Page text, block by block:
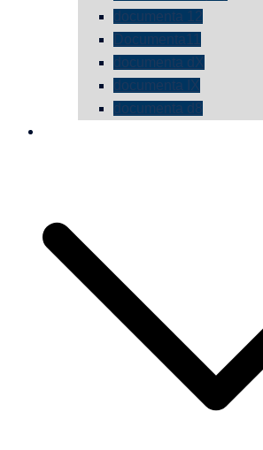
documenta 12
Documenta11
documenta dX
documenta IX
documenta d8